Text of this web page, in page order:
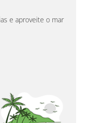
e aproveite o mar